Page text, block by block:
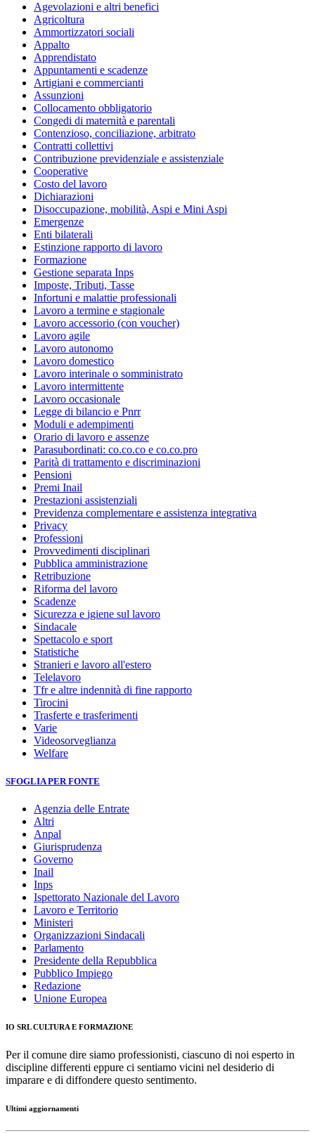
Agevolazioni e altri benefici
Agricoltura
Ammortizzatori sociali
Appalto
Apprendistato
Appuntamenti e scadenze
Artigiani e commercianti
Assunzioni
Collocamento obbligatorio
Congedi di maternità e parentali
Contenzioso, conciliazione, arbitrato
Contratti collettivi
Contribuzione previdenziale e assistenziale
Cooperative
Costo del lavoro
Dichiarazioni
Disoccupazione, mobilità, Aspi e Mini Aspi
Emergenze
Enti bilaterali
Estinzione rapporto di lavoro
Formazione
Gestione separata Inps
Imposte, Tributi, Tasse
Infortuni e malattie professionali
Lavoro a termine e stagionale
Lavoro accessorio (con voucher)
Lavoro agile
Lavoro autonomo
Lavoro domestico
Lavoro interinale o somministrato
Lavoro intermittente
Lavoro occasionale
Legge di bilancio e Pnrr
Moduli e adempimenti
Orario di lavoro e assenze
Parasubordinati: co.co.co e co.co.pro
Parità di trattamento e discriminazioni
Pensioni
Premi Inail
Prestazioni assistenziali
Previdenza complementare e assistenza integrativa
Privacy
Professioni
Provvedimenti disciplinari
Pubblica amministrazione
Retribuzione
Riforma del lavoro
Scadenze
Sicurezza e igiene sul lavoro
Sindacale
Spettacolo e sport
Statistiche
Stranieri e lavoro all'estero
Telelavoro
Tfr e altre indennità di fine rapporto
Tirocini
Trasferte e trasferimenti
Varie
Videosorveglianza
Welfare
SFOGLIA PER FONTE
Agenzia delle Entrate
Altri
Anpal
Giurisprudenza
Governo
Inail
Inps
Ispettorato Nazionale del Lavoro
Lavoro e Territorio
Ministeri
Organizzazioni Sindacali
Parlamento
Presidente della Repubblica
Pubblico Impiego
Redazione
Unione Europea
IO SRL CULTURA E FORMAZIONE
Per il comune dire siamo professionisti, ciascuno di noi esperto in
discipline differenti eppure ci sentiamo vicini nel desiderio di
imparare e di diffondere questo sentimento.
Ultimi aggiornamenti